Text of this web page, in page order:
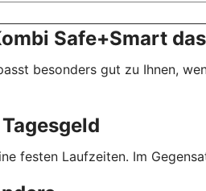
Safe+Smart
besonders gut zu Ihnen,
festen Laufzeiten. Im